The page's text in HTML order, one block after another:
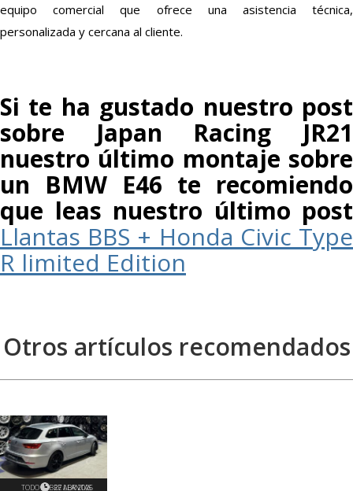
equipo comercial que ofrece una asistencia técnica,
personalizada y cercana al cliente.
Si te ha gustado nuestro post
sobre Japan Racing JR21
nuestro último montaje sobre
un BMW E46 te recomiendo
que leas nuestro último post
Llantas BBS + Honda Civic Type
R limited Edition
Otros artículos recomendados
TODO SOBRE LLANTAS
27 ABR 2026